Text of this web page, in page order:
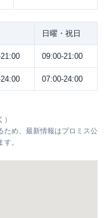
日曜・祝日
09:00-21:00
07:00-24:00
ため、最新情報はプロミス公
。